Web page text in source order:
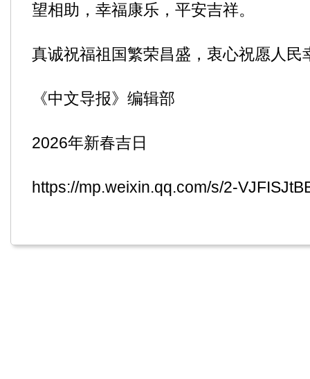
望相助，幸福康乐，平安吉祥。
真诚祝福祖国繁荣昌盛，衷心祝愿人民
《中文导报》编辑部
2026年新春吉日
https://mp.weixin.qq.com/s/2-